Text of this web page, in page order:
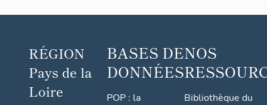
RÉGION
Pays de la
Loire
BASES DE
DONNÉES
POP : la
NOS
Bibliothèque du